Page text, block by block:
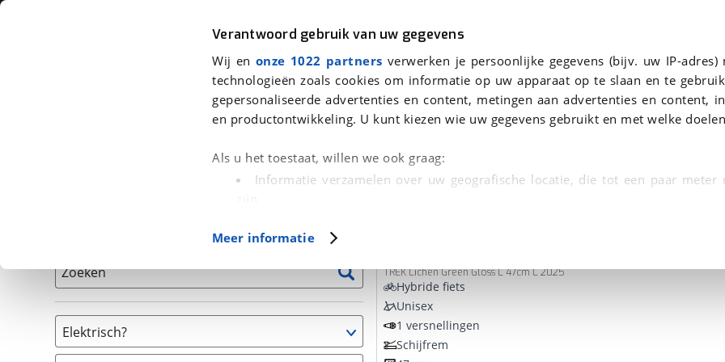
Verantwoord gebruik van uw gegevens
Wij en onze 1022 partners verwerken je persoonlijke gegevens (bijv. uw IP-adres)
technologieën zoals cookies om informatie op uw apparaat op te slaan en te
gepersonaliseerde advertenties en content, metingen aan advertenties en content,
en productontwikkeling. U kunt kiezen wie uw gegevens gebruikt en met welke
Als u het toestaat, willen we ook graag:
Informatie verzamelen over uw geografische locatie, die tot een paar meter
(fingerprinting)
in. U kunt uw toestemming op elk moment wijzigen of
Cookieverklaring.
Met cookies en vergelijkbare technieken zorgen we voor een betere en meer
Functionele cookies zorgen ervoor dat de website goed werkt. Ook gebruiken we
Meer informatie
Auto Fiets Motor
We hebben 2 fietsen voor je gevonden
Zoeken
Elektrisch?
Ja, E-bike (1)
TREK Lichen Green Gloss L 47cm L 2025
Hybride fiets
Unisex
1 versnellingen
Schijfrem